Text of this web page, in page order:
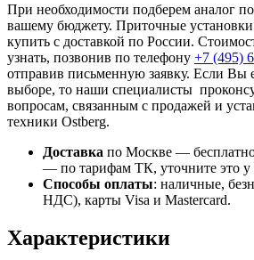
При необходимости подберем аналог
вашему бюджету. Приточные
купить с доставкой по России.
узнать, позвонив по телефону +7 (495)
отправив письменную заявку. Если Вы
выборе, то наши специалисты
вопросам, связанным с продажей и
техники Ostberg.
Доставка по Москве —
— по тарифам ТК, уточните это у
Способы оплаты: наличные,
НДС), карты Visa и Mastercard.
Характеристики